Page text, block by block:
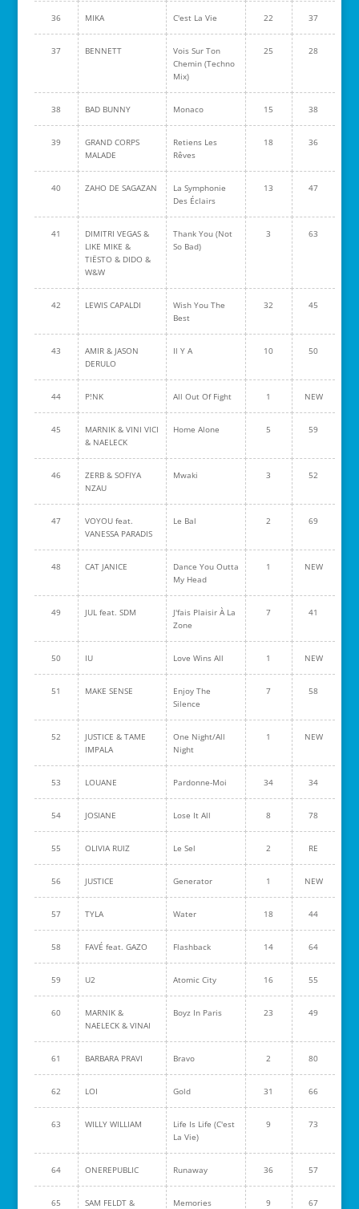
36 MIKA C'est La Vie 22 37
37 BENNETT
Vois Sur Ton
Chemin (Techno
Mix)
25 28
38 BAD BUNNY Monaco 15 38
39
GRAND CORPS
MALADE
Retiens Les
Rêves
18 36
40 ZAHO DE SAGAZAN
La Symphonie
Des Éclairs
13 47
41
DIMITRI VEGAS &
LIKE MIKE &
TIËSTO & DIDO &
W&W
Thank You (Not
So Bad)
3 63
42 LEWIS CAPALDI
Wish You The
Best
32 45
43
AMIR & JASON
DERULO
Il Y A 10 50
44 P!NK All Out Of Fight 1 NEW
45
MARNIK & VINI VICI
& NAELECK
Home Alone 5 59
46
ZERB & SOFIYA
NZAU
Mwaki 3 52
47
VOYOU feat.
VANESSA PARADIS
Le Bal 2 69
48 CAT JANICE
Dance You Outta
My Head
1 NEW
49 JUL feat. SDM
J'fais Plaisir À La
Zone
7 41
50 IU Love Wins All 1 NEW
51 MAKE SENSE
Enjoy The
Silence
7 58
52
JUSTICE & TAME
IMPALA
One Night/All
Night
1 NEW
53 LOUANE Pardonne-Moi 34 34
54 JOSIANE Lose It All 8 78
55 OLIVIA RUIZ Le Sel 2 RE
56 JUSTICE Generator 1 NEW
57 TYLA Water 18 44
58 FAVÉ feat. GAZO Flashback 14 64
59 U2 Atomic City 16 55
60
MARNIK &
NAELECK & VINAI
Boyz In Paris 23 49
61 BARBARA PRAVI Bravo 2 80
62 LOI Gold 31 66
63 WILLY WILLIAM
Life Is Life (C'est
La Vie)
9 73
64 ONEREPUBLIC Runaway 36 57
65
SAM FELDT &
Memories 9 67